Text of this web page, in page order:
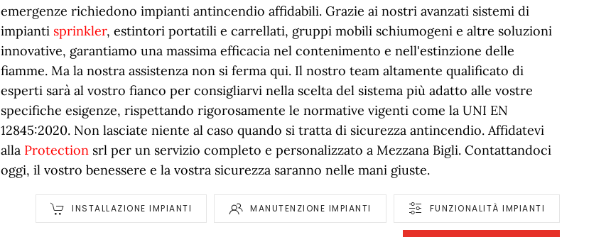
emergenze richiedono impianti antincendio affidabili. Grazie ai nostri avanzati sistemi di
impianti sprinkler, estintori portatili e carrellati, gruppi mobili schiumogeni e altre soluzioni
innovative, garantiamo una massima efficacia nel contenimento e nell'estinzione delle
fiamme. Ma la nostra assistenza non si ferma qui. Il nostro team altamente qualificato di
esperti sarà al vostro fianco per consigliarvi nella scelta del sistema più adatto alle vostre
specifiche esigenze, rispettando rigorosamente le normative vigenti come la UNI EN
12845:2020. Non lasciate niente al caso quando si tratta di sicurezza antincendio. Affidatevi
alla Protection srl per un servizio completo e personalizzato a Mezzana Bigli. Contattandoci
oggi, il vostro benessere e la vostra sicurezza saranno nelle mani giuste.
INSTALLAZIONE IMPIANTI MANUTENZIONE IMPIANTI FUNZIONALITÀ IMPIANTI